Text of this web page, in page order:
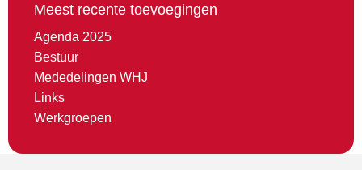
Meest recente toevoegingen
Agenda 2025
Bestuur
Mededelingen WHJ
Links
Werkgroepen